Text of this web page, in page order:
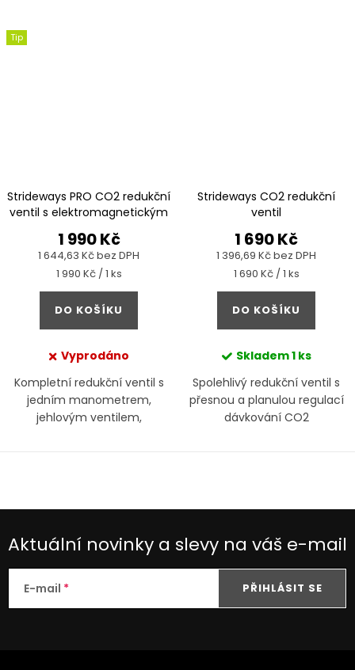
Tip
Strideways PRO CO2 redukční
ventil s elektromagnetickým
1 644,63 Kč bez DPH
1 990 Kč
Měrná
cena:
1 990 Kč / 1 ks
DO KOŠÍKU
Vyprodáno
Kompletní redukční ventil s
jedním manometrem,
jehlovým ventilem,
Strideways CO2 redukční
ventil
1 396,69 Kč bez DPH
1 690 Kč
Měrná
cena:
1 690 Kč / 1 ks
DO KOŠÍKU
Skladem1 ks
Spolehlivý redukční ventil s
přesnou a planulou regulací
dávkování CO2
Aktuální novinky a slevy na váš e-mail
E-mail PŘIHLÁSIT SE